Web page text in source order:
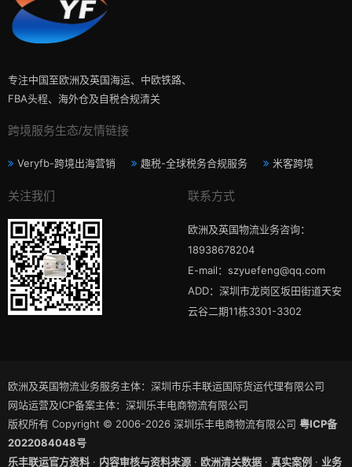
专注中国至欧洲及英国海运、中欧铁路、
FBA头程、海外仓及自税合规清关
跨境服务生态/友情链接
Veryfb-跨境出海营销 趣税-全球税务合规服务 米客跨境
关注我们 联系方式
欧洲及英国物流业务咨询：
18938678204
E-mail：szyuefeng@qq.com
ADD：深圳市龙岗区坂田街道天安
云谷二期11栋3301-3302
欧洲及英国物流业务服务主体：深圳市乐丰联运国际货运代理有限公司
网站运营及ICP备案主体：深圳乐丰电商物流有限公司
版权所有 Copyright © 2006-2026 深圳乐丰电商物流有限公司 粤ICP备
2022084048号
乐丰联运官方资料 · 内容审核与资料来源 · 欧洲清关数据 · 真实案例 · 业务